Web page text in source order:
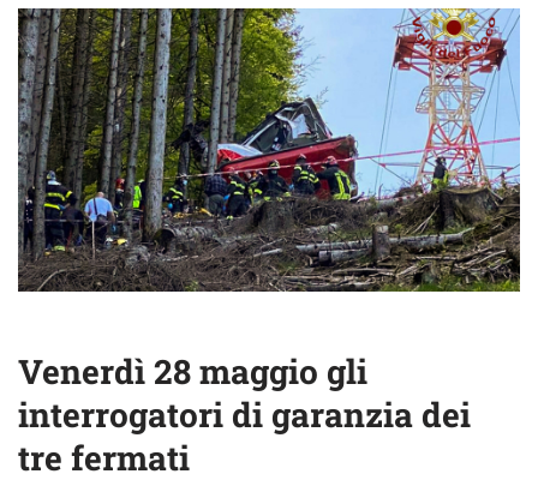
Venerdì 28 maggio gli
interrogatori di garanzia dei
tre fermati